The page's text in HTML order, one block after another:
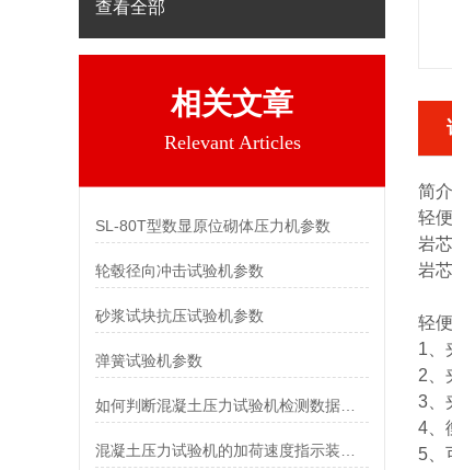
查看全部
相关文章
Relevant Articles
SL-80T型数显原位砌体压力机参数
轮毂径向冲击试验机参数
砂浆试块抗压试验机参数
弹簧试验机参数
如何判断混凝土压力试验机检测数据是否准确？
简介
轻
岩
岩
轻
1、
2、
3、
4、
5、